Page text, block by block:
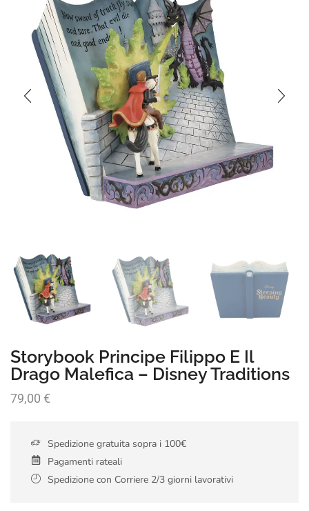
Storybook Principe Filippo E Il
Drago Malefica – Disney Traditions
79,00 €
Spedizione gratuita sopra i 100€
Pagamenti rateali
Spedizione con Corriere 2/3 giorni lavorativi